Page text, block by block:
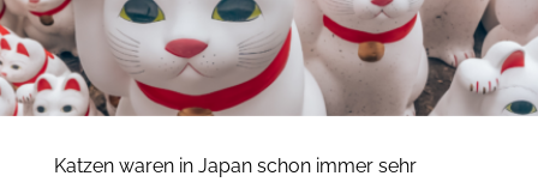
Katzen waren in Japan schon immer sehr